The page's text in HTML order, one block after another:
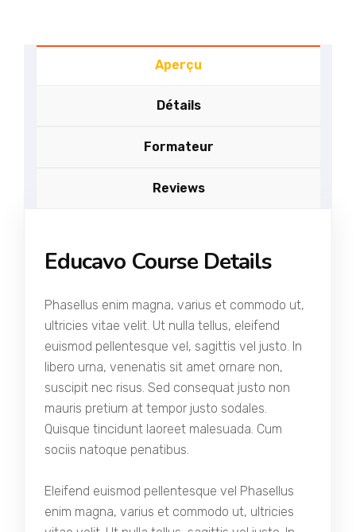
Aperçu
Détails
Formateur
Reviews
Educavo Course Details
Phasellus enim magna, varius et commodo ut,
ultricies vitae velit. Ut nulla tellus, eleifend
euismod pellentesque vel, sagittis vel justo. In
libero urna, venenatis sit amet ornare non,
suscipit nec risus. Sed consequat justo non
mauris pretium at tempor justo sodales.
Quisque tincidunt laoreet malesuada. Cum
sociis natoque penatibus.
Eleifend euismod pellentesque vel Phasellus
enim magna, varius et commodo ut, ultricies